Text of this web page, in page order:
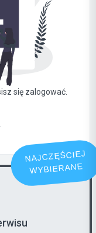
się zalogować.
.
NAJCZĘŚCIEJ
WYBIERANE